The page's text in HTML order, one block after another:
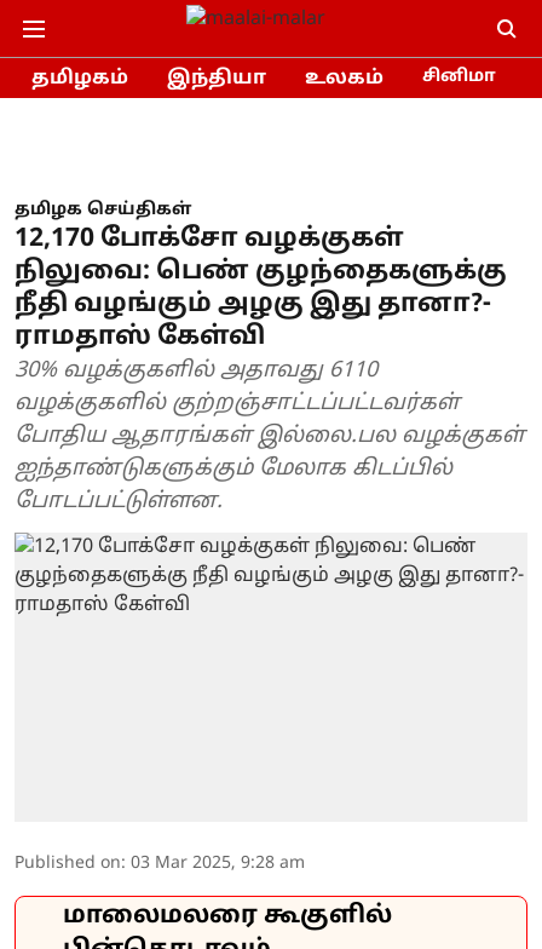
தமிழகம் இந்தியா உலகம் சினிமா
தமிழக செய்திகள்
12,170 போக்சோ வழக்குகள்
நிலுவை: பெண் குழந்தைகளுக்கு
நீதி வழங்கும் அழகு இது தானா?-
ராமதாஸ் கேள்வி
30% வழக்குகளில் அதாவது 6110
வழக்குகளில் குற்றஞ்சாட்டப்பட்டவர்கள்
போதிய ஆதாரங்கள் இல்லை.பல வழக்குகள்
ஐந்தாண்டுகளுக்கும் மேலாக கிடப்பில்
போடப்பட்டுள்ளன.
Published on: 03 Mar 2025, 9:28 am
மாலைமலரை கூகுளில்